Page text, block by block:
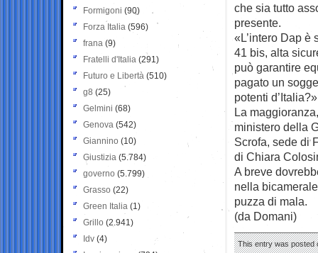
che sia tutto
presente.
«L’intero Dap è
41 bis, alta
può garantire
pagato un
potenti
La
ministero della
Scrofa, sede di
di Chiara
A breve
nella
puzza di mala.
(da Domani)
This entry was posted
Formigoni (90)
Forza Italia (596)
frana (9)
Fratelli d'Italia (291)
Futuro e Libertà (510)
g8 (25)
Gelmini (68)
Genova (542)
Giannino (10)
Giustizia (5.784)
governo (5.799)
Grasso (22)
Green Italia (1)
Grillo (2.941)
Idv (4)